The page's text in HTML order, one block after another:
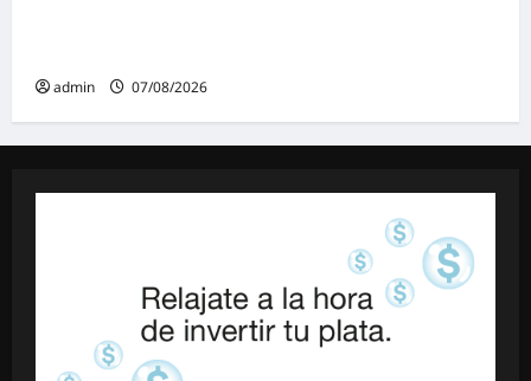
admin 07/08/2026